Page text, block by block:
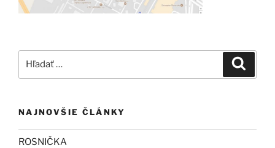
NAJNOVŠIE ČLÁNKY
ROSNIČKA